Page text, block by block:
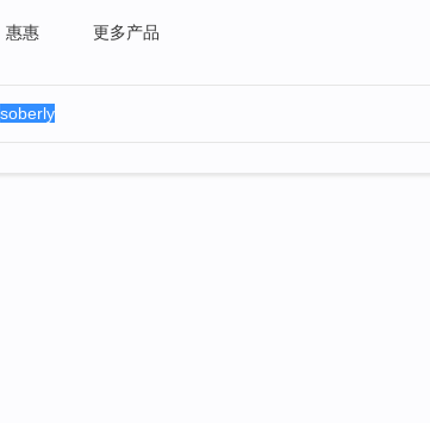
惠惠 更多产品